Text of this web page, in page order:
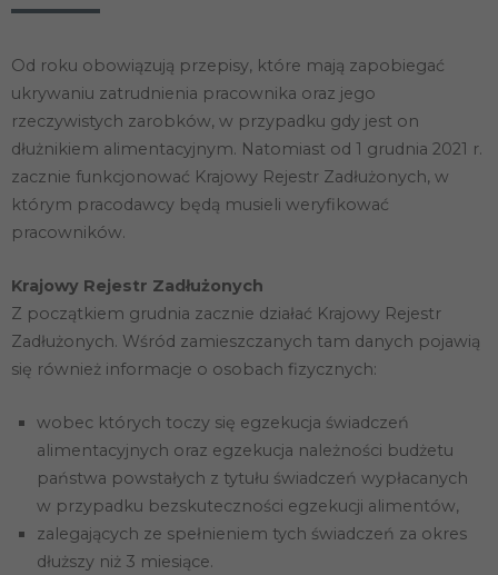
Od roku obowiązują przepisy, które mają zapobiegać
ukrywaniu zatrudnienia pracownika oraz jego
rzeczywistych zarobków, w przypadku gdy jest on
dłużnikiem alimentacyjnym. Natomiast od 1 grudnia 2021 r.
zacznie funkcjonować Krajowy Rejestr Zadłużonych, w
którym pracodawcy będą musieli weryfikować
pracowników.
Krajowy Rejestr Zadłużonych
Z początkiem grudnia zacznie działać Krajowy Rejestr
Zadłużonych. Wśród zamieszczanych tam danych pojawią
się również informacje o osobach fizycznych:
wobec których toczy się egzekucja świadczeń
alimentacyjnych oraz egzekucja należności budżetu
państwa powstałych z tytułu świadczeń wypłacanych
w przypadku bezskuteczności egzekucji alimentów,
zalegających ze spełnieniem tych świadczeń za okres
dłuższy niż 3 miesiące.